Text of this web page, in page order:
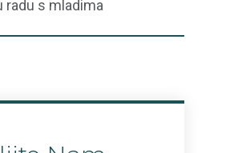
radu s mladima